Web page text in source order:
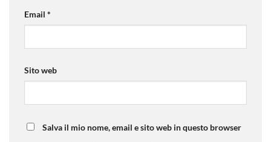
Email *
Sito web
Salva il mio nome, email e sito web in questo browser